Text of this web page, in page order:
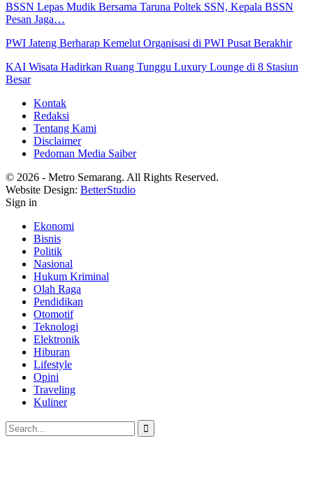
BSSN Lepas Mudik Bersama Taruna Poltek SSN, Kepala BSSN
Pesan Jaga…
PWI Jateng Berharap Kemelut Organisasi di PWI Pusat Berakhir
KAI Wisata Hadirkan Ruang Tunggu Luxury Lounge di 8 Stasiun
Besar
Kontak
Redaksi
Tentang Kami
Disclaimer
Pedoman Media Saiber
© 2026 - Metro Semarang. All Rights Reserved.
Website Design: BetterStudio
Sign in
Ekonomi
Bisnis
Politik
Nasional
Hukum Kriminal
Olah Raga
Pendidikan
Otomotif
Teknologi
Elektronik
Hiburan
Lifestyle
Opini
Traveling
Kuliner